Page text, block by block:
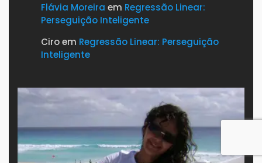
Flávia Moreira em Regressão Linear:
Perseguição Inteligente
Ciroem Regressão Linear: Perseguição
Inteligente